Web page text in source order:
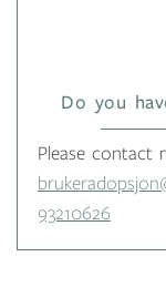
Do you
Please contact
93210626